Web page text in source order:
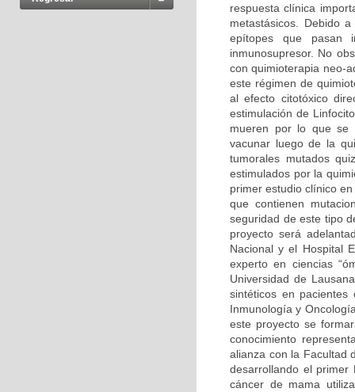
respuesta clínica
metastásicos. Debido
epítopes que pasan
inmunosupresor. No
con quimioterapia neo-
este régimen de
al efecto citotóxico
estimulación de
mueren por lo que se
vacunar luego de la
tumorales mutados
estimulados por la
primer estudio clínico
que contienen
seguridad de este tipo
proyecto será
Nacional y el Hospital
experto en ciencias
Universidad de
sintéticos en pacientes
Inmunología y
este proyecto se
conocimiento
alianza con la Facultad
desarrollando el primer
cáncer de mama